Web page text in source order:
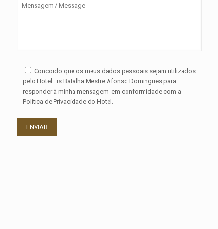
Concordo que os meus dados pessoais sejam utilizados
pelo Hotel Lis Batalha Mestre Afonso Domingues para
responder à minha mensagem, em conformidade com a
Política de Privacidade do Hotel.